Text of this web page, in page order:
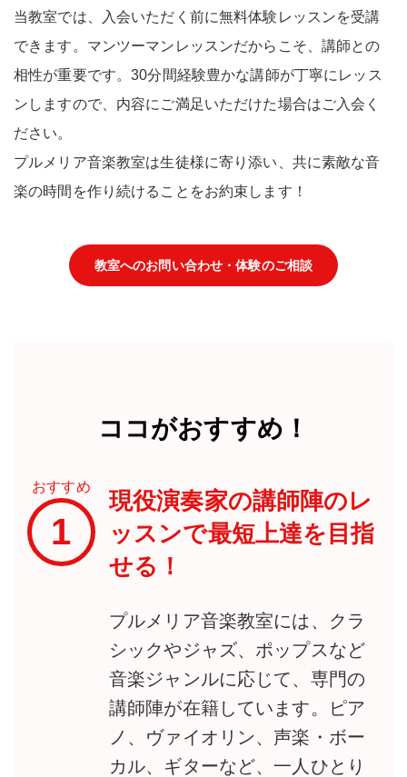
当教室では、入会いただく前に無料体験レッスンを受講
できます。マンツーマンレッスンだからこそ、講師との
相性が重要です。30分間経験豊かな講師が丁寧にレッス
ンしますので、内容にご満足いただけた場合はご入会く
ださい。
プルメリア音楽教室は生徒様に寄り添い、共に素敵な音
楽の時間を作り続けることをお約束します！
教室へのお問い合わせ・体験のご相談
ココがおすすめ！
おすすめ
1
現役演奏家の講師陣のレ
ッスンで最短上達を目指
せる！
プルメリア音楽教室には、クラ
シックやジャズ、ポップスなど
音楽ジャンルに応じて、専門の
講師陣が在籍しています。ピア
ノ、ヴァイオリン、声楽・ボー
カル、ギターなど、一人ひとり